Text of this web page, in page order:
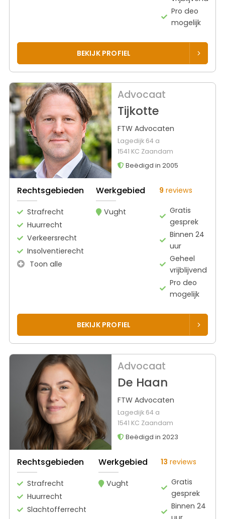
Pro deo
mogelijk
BEKIJK PROFIEL
Advocaat
Tijkotte
FTW Advocaten
Lagedijk 64 a
1541 KC Zaandam
Beëdigd in 2005
Rechtsgebieden
Strafrecht
Huurrecht
Verkeersrecht
Insolventierecht
Toon alle
Werkgebied
Vught
9 reviews
Gratis
gesprek
Binnen 24
uur
Geheel
vrijblijvend
Pro deo
mogelijk
BEKIJK PROFIEL
Advocaat
De Haan
FTW Advocaten
Lagedijk 64 a
1541 KC Zaandam
Beëdigd in 2023
Rechtsgebieden
Strafrecht
Huurrecht
Slachtofferrecht
Werkgebied
Vught
13 reviews
Gratis
gesprek
Binnen 24